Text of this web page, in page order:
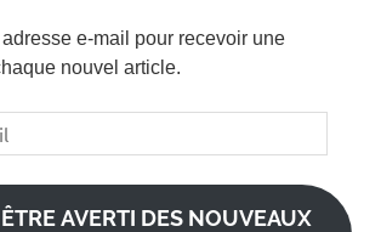
e-mail pour recevoir une
nouvel article.
AVERTI DES NOUVEAUX